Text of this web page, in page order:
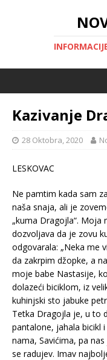
Kazivanje
28 Oktobra, 2020
LESKOVAC
Ne pamtim kada sam
naša snaja, ali je
„kuma Dragojla“. Moja
dozvoljava da je zovu
odgovarala: „Neka me
da zakrpim džopke, a
moje babe Nastasije,
dolazeći biciklom, iz
kuhinjski sto jabuke
Tetka Dragojla je, u to
pantalone, jahala bicikl
nama, Savićima, pa
se radujev. Imav